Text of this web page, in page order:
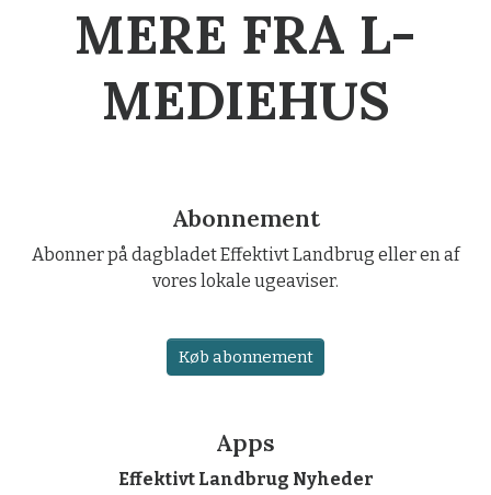
MERE FRA L-
MEDIEHUS
Abonnement
Abonner på dagbladet Effektivt Landbrug eller en af
vores lokale ugeaviser.
Køb abonnement
Apps
Effektivt Landbrug Nyheder